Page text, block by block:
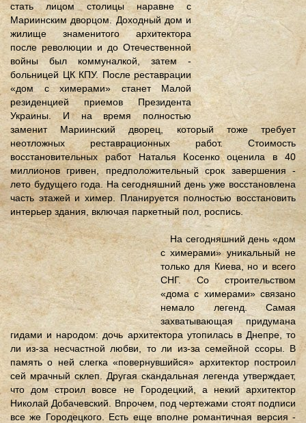
стать лицом столицы наравне с
Мариинским дворцом. Доходный дом и
жилище знаменитого архитектора
после революции и до Отечественной
войны был коммуналкой, затем -
больницей ЦК КПУ. После реставрации
«дом с химерами» станет Малой
резиденцией приемов Президента
Украины. И на время полностью
заменит Мариинский дворец, который тоже требует
неотложных реставрационных работ. Стоимость
восстановительных работ Наталья Косенко оценила в 40
миллионов гривен, предположительный срок завершения -
лето будущего года. На сегодняшний день уже восстановлена
часть этажей и химер. Планируется полностью восстановить
интерьер здания, включая паркетный пол, роспись.
На сегодняшний день «дом
с химерами» уникальный не
только для Киева, но и всего
СНГ. Со строительством
«дома с химерами» связано
немало легенд. Самая
захватывающая придумана
гидами и народом: дочь архитектора утопилась в Днепре, то
ли из-за несчастной любви, то ли из-за семейной ссоры. В
память о ней слегка «повернувшийся» архитектор построил
сей мрачный склеп. Другая скандальная легенда утверждает,
что дом строил вовсе не Городецкий, а некий архитектор
Николай Добачевский. Впрочем, под чертежами стоят подписи
все же Городецкого. Есть еще вполне романтичная версия -